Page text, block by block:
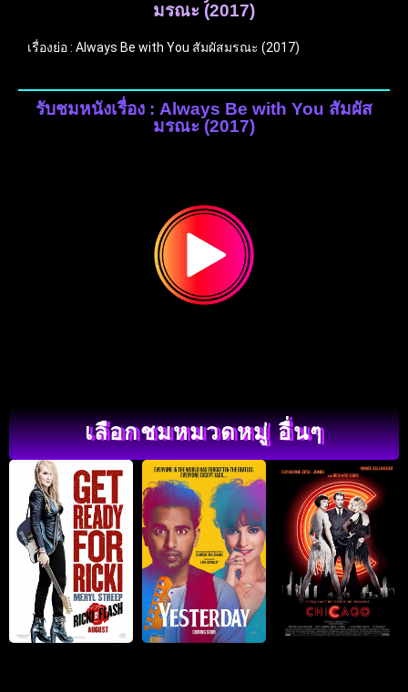
มรณะ (2017)
เรื่องย่อ : Always Be with You สัมผัสมรณะ (2017)
รับชมหนังเรื่อง : Always Be with You สัมผัส
มรณะ (2017)
เลือกชมหมวดหมู่ อื่นๆ